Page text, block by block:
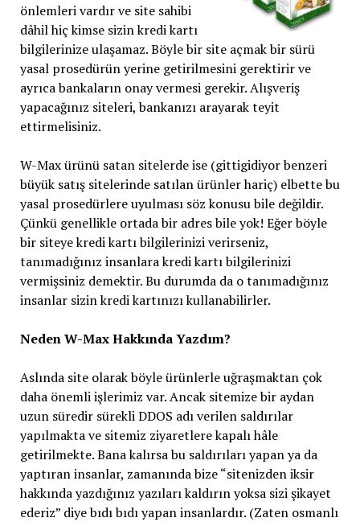
önlemleri vardır ve site sahibi
dâhil hiç kimse sizin kredi kartı
bilgilerinize ulaşamaz. Böyle bir site açmak bir sürü
yasal prosedürün yerine getirilmesini gerektirir ve
ayrıca bankaların onay vermesi gerekir. Alışveriş
yapacağınız siteleri, bankanızı arayarak teyit
ettirmelisiniz.
W-Max ürünü satan sitelerde ise (gittigidiyor benzeri
büyük satış sitelerinde satılan ürünler hariç) elbette bu
yasal prosedürlere uyulması söz konusu bile değildir.
Çünkü genellikle ortada bir adres bile yok! Eğer böyle
bir siteye kredi kartı bilgilerinizi verirseniz,
tanımadığınız insanlara kredi kartı bilgilerinizi
vermişsiniz demektir. Bu durumda da o tanımadığınız
insanlar sizin kredi kartınızı kullanabilirler.
Neden W-Max Hakkında Yazdım?
Aslında site olarak böyle ürünlerle uğraşmaktan çok
daha önemli işlerimiz var. Ancak sitemize bir aydan
uzun süredir sürekli DDOS adı verilen saldırılar
yapılmakta ve sitemiz ziyaretlere kapalı hâle
getirilmekte. Bana kalırsa bu saldırıları yapan ya da
yaptıran insanlar, zamanında bize “sitenizden iksir
hakkında yazdığınız yazıları kaldırın yoksa sizi şikayet
ederiz” diye bıdı bıdı yapan insanlardır. (Zaten osmanlı